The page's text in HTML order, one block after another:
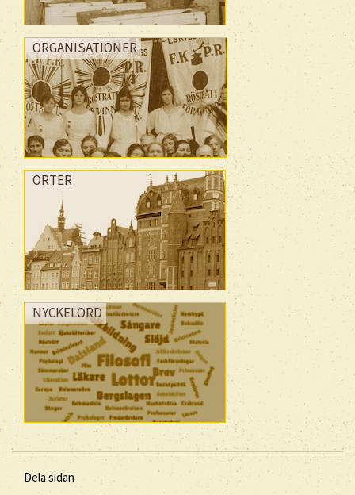
ORGANISATIONER
ORTER
NYCKELORD
Dela sidan